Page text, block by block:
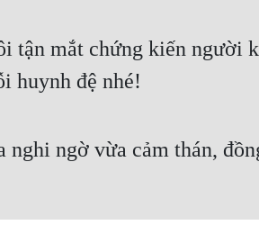
tận mắt chứng kiến người
huynh đệ nhé!
ngờ vừa cảm thán,